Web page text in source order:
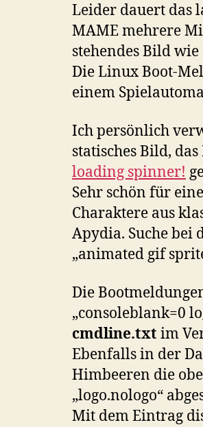
Leider dauert das
MAME mehrere
stehendes Bild
Die Linux Boot-
einem
Ich persönlich
statisches Bild,
loading spinner!
Sehr schön für
Charaktere aus
Apydia. Suche bei
„animated gif
Die
„consoleblank=0
cmdline.txt im
Ebenfalls in der
Himbeeren die
„logo.nologo“
Mit dem Eintrag